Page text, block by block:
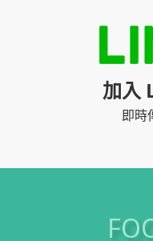
加入
即時